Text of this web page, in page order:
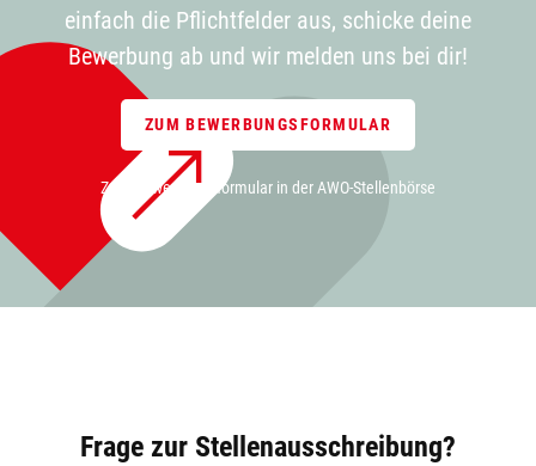
einfach die Pflichtfelder aus, schicke deine
Bewerbung ab und wir melden uns bei dir!
ZUM BEWERBUNGSFORMULAR
Zum Bewerbungsformular in der AWO-Stellenbörse
Frage zur Stellenausschreibung?